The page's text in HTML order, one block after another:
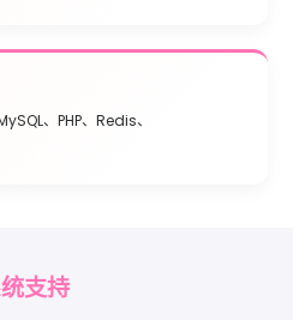
、PHP、Redis、
支持